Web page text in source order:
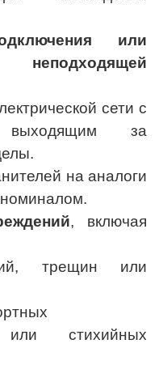
или
сети с
выходящим за
на аналоги
, включая
трещин или
или стихийных